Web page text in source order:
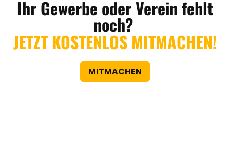
Ihr Gewerbe oder Verein fehlt
noch?
JETZT KOSTENLOS MITMACHEN!
MITMACHEN